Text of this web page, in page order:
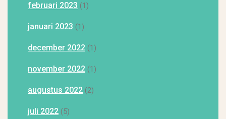
februari 2023 (1)
januari 2023 (1)
december 2022 (1)
november 2022 (1)
augustus 2022 (2)
juli 2022 (5)